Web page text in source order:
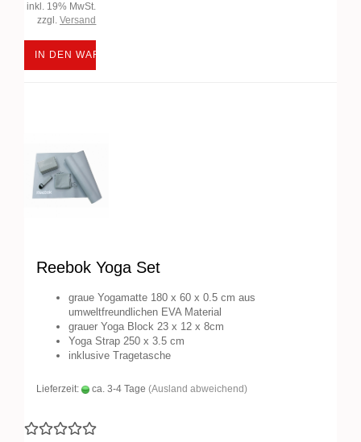
inkl. 19% MwSt.
zzgl.Versand
IN DEN WARENKORB
Reebok Yoga Set
graue Yogamatte 180 x 60 x 0.5 cm aus
umweltfreundlichen EVA Material
grauer Yoga Block 23 x 12 x 8cm
Yoga Strap 250 x 3.5 cm
inklusive Tragetasche
Lieferzeit: ca. 3-4 Tage (Ausland abweichend)